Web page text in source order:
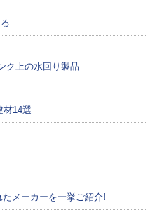
ク上の水回り製品
材14選
たメーカーを一挙ご紹介!